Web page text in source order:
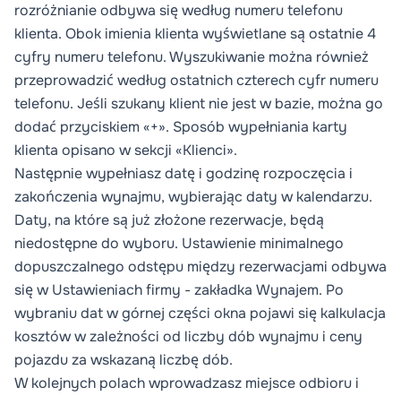
rozróżnianie odbywa się według numeru telefonu
klienta. Obok imienia klienta wyświetlane są ostatnie 4
cyfry numeru telefonu. Wyszukiwanie można również
przeprowadzić według ostatnich czterech cyfr numeru
telefonu. Jeśli szukany klient nie jest w bazie, można go
dodać przyciskiem «+». Sposób wypełniania karty
klienta opisano w sekcji «Klienci».
Następnie wypełniasz datę i godzinę rozpoczęcia i
zakończenia wynajmu, wybierając daty w kalendarzu.
Daty, na które są już złożone rezerwacje, będą
niedostępne do wyboru. Ustawienie minimalnego
dopuszczalnego odstępu między rezerwacjami odbywa
się w Ustawieniach firmy - zakładka Wynajem. Po
wybraniu dat w górnej części okna pojawi się kalkulacja
kosztów w zależności od liczby dób wynajmu i ceny
pojazdu za wskazaną liczbę dób.
W kolejnych polach wprowadzasz miejsce odbioru i